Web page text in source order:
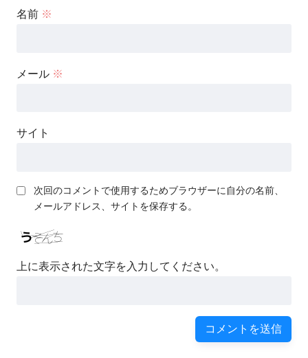
名前 ※
メール ※
サイト
次回のコメントで使用するためブラウザーに自分の名前、
メールアドレス、サイトを保存する。
上に表示された文字を入力してください。